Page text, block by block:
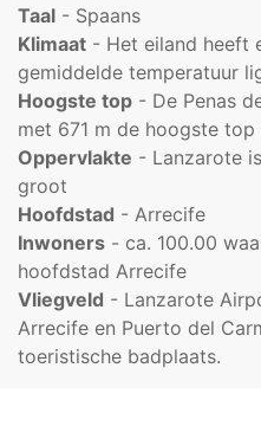
Taal - Spaans
Klimaat - Het eiland heeft
gemiddelde temperatuur
Hoogste top - De Penas
met 671 m de hoogste
Oppervlakte - Lanzarote
groot
Hoofdstad - Arrecife
Inwoners - ca. 100.00
hoofdstad Arrecife
Vliegveld - Lanzarote
Arrecife en Puerto del
toeristische badplaats.